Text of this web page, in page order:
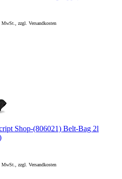
zzgl. Versandkosten
Shop-(806021) Belt-Bag 2l
zzgl. Versandkosten